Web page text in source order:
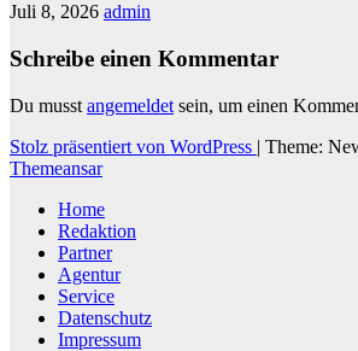
Juli 8, 2026 admin
Schreibe einen Kommentar
Du musst angemeldet sein, um einen
Stolz präsentiert von WordPress | Theme:
Themeansar
Home
Redaktion
Partner
Agentur
Service
Datenschutz
Impressum